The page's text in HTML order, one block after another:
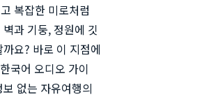
복잡한 미로처럼
과 기둥, 정원에 깃
요? 바로 이 지점에
국어 오디오 가이
없는 자유여행의